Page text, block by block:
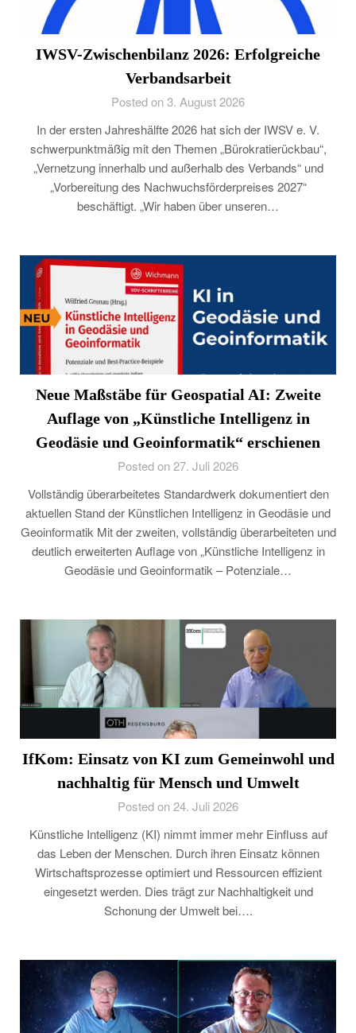
IWSV-Zwischenbilanz 2026: Erfolgreiche
Verbandsarbeit
Posted on 3. August 2026
In der ersten Jahreshälfte 2026 hat sich der IWSV e. V.
schwerpunktmäßig mit den Themen „Bürokratierückbau“,
„Vernetzung innerhalb und außerhalb des Verbands“ und
„Vorbereitung des Nachwuchsförderpreises 2027“
beschäftigt. „Wir haben über unseren…
Neue Maßstäbe für Geospatial AI: Zweite
Auflage von „Künstliche Intelligenz in
Geodäsie und Geoinformatik“ erschienen
Posted on 27. Juli 2026
Vollständig überarbeitetes Standardwerk dokumentiert den
aktuellen Stand der Künstlichen Intelligenz in Geodäsie und
Geoinformatik Mit der zweiten, vollständig überarbeiteten und
deutlich erweiterten Auflage von „Künstliche Intelligenz in
Geodäsie und Geoinformatik – Potenziale…
IfKom: Einsatz von KI zum Gemeinwohl und
nachhaltig für Mensch und Umwelt
Posted on 24. Juli 2026
Künstliche Intelligenz (KI) nimmt immer mehr Einfluss auf
das Leben der Menschen. Durch ihren Einsatz können
Wirtschaftsprozesse optimiert und Ressourcen effizient
eingesetzt werden. Dies trägt zur Nachhaltigkeit und
Schonung der Umwelt bei….